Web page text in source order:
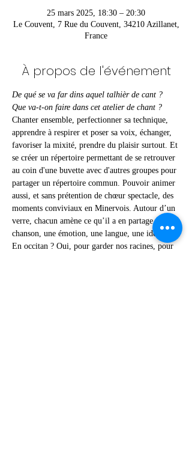
25 mars 2025, 18:30 – 20:30
Le Couvent, 7 Rue du Couvent, 34210 Azillanet,
France
À propos de l'événement
De qué se va far dins aquel talhièr de cant ?
Que va-t-on faire dans cet atelier de chant ?
Chanter ensemble, perfectionner sa technique,
apprendre à respirer et poser sa voix, échanger,
favoriser la mixité, prendre du plaisir surtout. Et
se créer un répertoire permettant de se retrouver
au coin d'une buvette avec d'autres groupes pour
partager un répertoire commun. Pouvoir animer
aussi, et sans prétention de chœur spectacle, des
moments conviviaux en Minervois. Autour d’un
verre, chacun amène ce qu’il a en partage : une
chanson, une émotion, une langue, une identité.
En occitan ? Oui, pour garder nos racines, pour